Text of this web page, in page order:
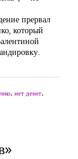
прервал
который
, нет денег,